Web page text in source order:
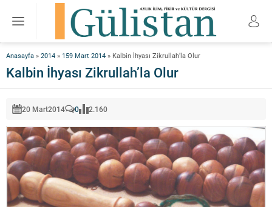
Anasayfa » 2014 » 159 Mart 2014 » Kalbin İhyası Zikrullah’la Olur
Kalbin İhyası Zikrullah’la Olur
20 Mart2014 0 2.160